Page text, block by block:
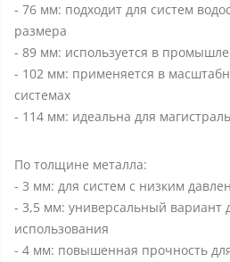
- 76 мм: подходит для систем
размера
- 89 мм: используется в
- 102 мм: применяется в
системах
- 114 мм: идеальна для
По толщине металла:
- 3 мм: для систем с низким
- 3,5 мм: универсальный вариант
использования
- 4 мм: повышенная прочность